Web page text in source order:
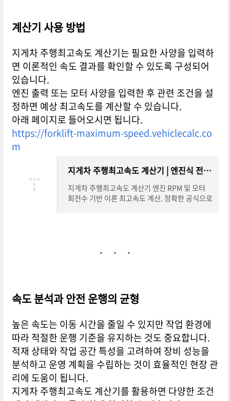
계산기 사용 방법
지게차 주행최고속도 계산기는 필요한 사양을 입력하
면 이론적인 속도 결과를 확인할 수 있도록 구성되어
있습니다.
엔진 출력 또는 모터 사양을 입력한 후 관련 조건을 설
정하면 예상 최고속도를 계산할 수 있습니다.
아래 페이지로 들어오시면 됩니다.
https://forklift-maximum-speed.vehiclecalc.co
m
지게차 주행최고속도 계산기 | 엔진식 전기식 최대속도
지게차 주행최고속도 계산기 엔진 RPM 및 모터
회전수 기반 이론 최고속도 계산. 정확한 공식으로
속도 분석과 안전 운행의 균형
높은 속도는 이동 시간을 줄일 수 있지만 작업 환경에
따라 적절한 운행 기준을 유지하는 것도 중요합니다.
적재 상태와 작업 공간 특성을 고려하여 장비 성능을
분석하고 운영 계획을 수립하는 것이 효율적인 현장 관
리에 도움이 됩니다.
지게차 주행최고속도 계산기를 활용하면 다양한 조건